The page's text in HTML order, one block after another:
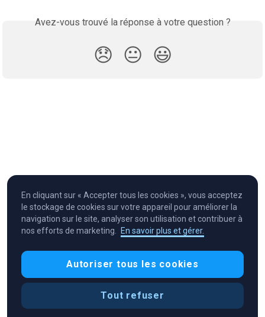
Avez-vous trouvé la réponse à votre question ?
😞 😐 😃
Cryptocurrency in Every Wallet™
En cliquant sur « Accepter tous les cookies », vous acceptez
le stockage de cookies sur votre appareil pour améliorer la
navigation sur le site, analyser son utilisation et contribuer à
nos efforts de marketing.
En savoir plus et gérer.
Autoriser tous les cookies
Tout refuser